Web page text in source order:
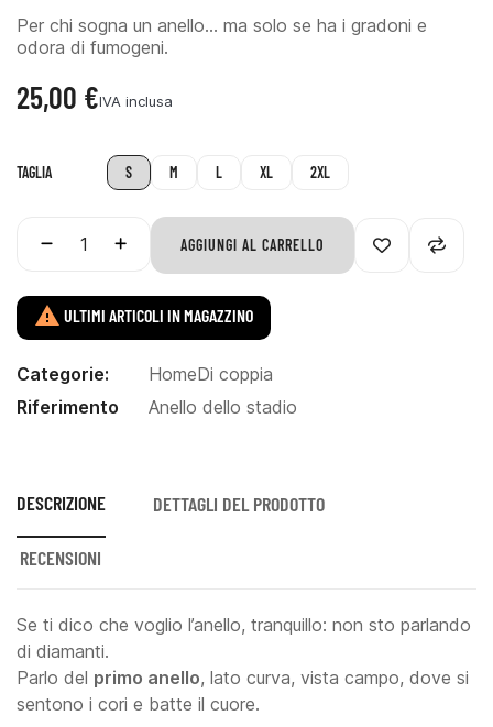
Per chi sogna un anello… ma solo se ha i gradoni e
odora di fumogeni.
25,00 €IVA inclusa
TAGLIA S M L XL 2XL
AGGIUNGI AL CARRELLO
 ULTIMI ARTICOLI IN MAGAZZINO
Categorie: HomeDi coppia
Riferimento
Anello dello stadio
DESCRIZIONE DETTAGLI DEL PRODOTTO
RECENSIONI
Se ti dico che voglio l’anello, tranquillo: non sto parlando
di diamanti.
Parlo del primo anello, lato curva, vista campo, dove si
sentono i cori e batte il cuore.